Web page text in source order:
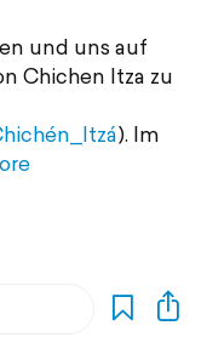
und uns auf
Chichen Itza zu
). Im